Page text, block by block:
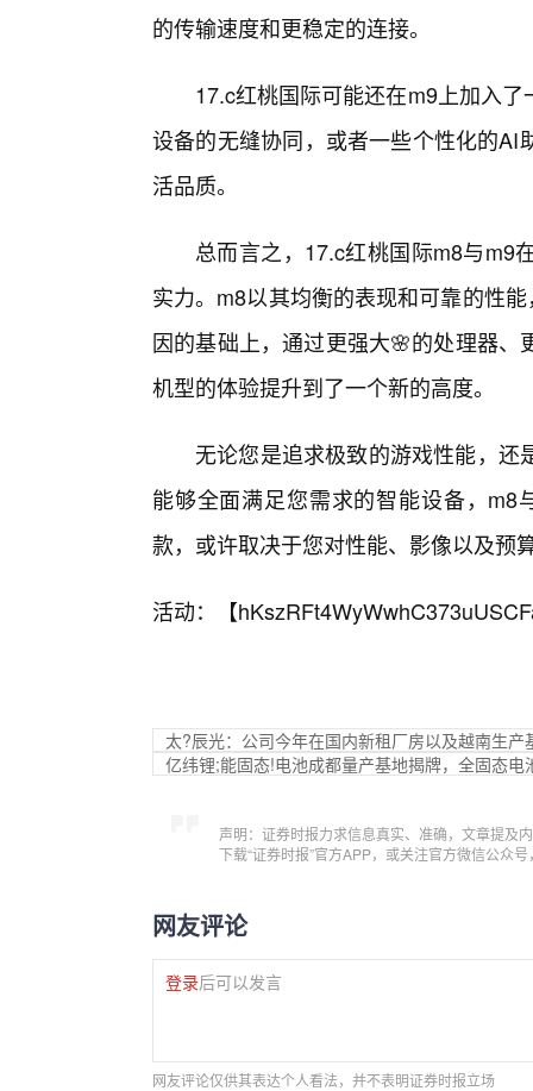
的传输速度和更稳定的连接。
17.c红桃国际可能还在m9上加入
设备的无缝协同，或者一些个性化的
活品质。
总而言之，17.c红桃国际m8与m9
实力。m8以其均衡的表现和可靠的性
因的基础上，通过更强大🌸的处理器
机型的体验提升到了一个新的高度。
无论您是追求极致的游戏性能，
能够全面满足您需求的智能设备，
款，或许取决于您对性能、影像以及预
活动：【
太?辰光：公司今年在国内新租厂房以及越南生产
亿纬锂;能固态!电池成都量产基地揭牌，全固态电
声明：证券时报力求信息真实、准确，文章提及
下载“证券时报”官方APP，或关注官方微信公众
网友评论
登录后可以发言
网友评论仅供其表达个人看法，并不表明证券时报立场